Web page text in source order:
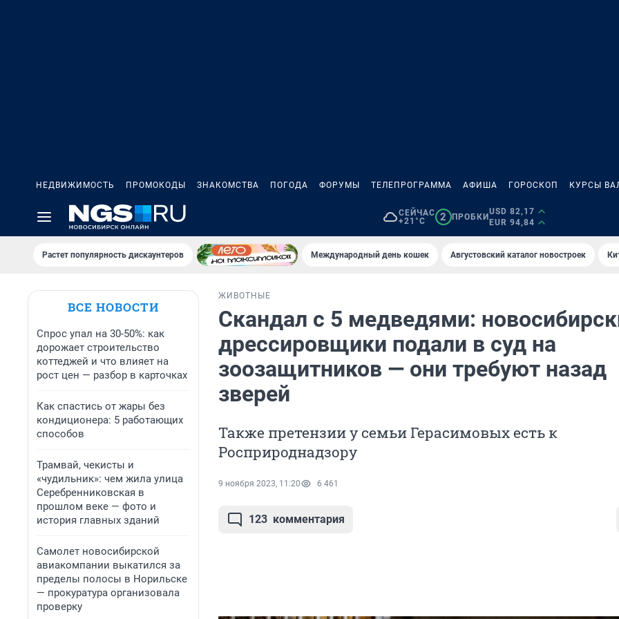
НЕДВИЖИМОСТЬ ПРОМОКОДЫ ЗНАКОМСТВА ПОГОДА ФОРУМЫ ТЕЛЕПРОГРАММА АФИША ГОРОСКОП КУРСЫ
СЕЙЧАС
+21°C
2 ПРОБКИ
USD 82,17
EUR 94,84
Растет популярность дискаунтеров Международный день кошек Августовский каталог новостроек
ВСЕ НОВОСТИ
Спрос упал на 30-50%: как
дорожает строительство
коттеджей и что влияет на
рост цен — разбор в карточках
Как спастись от жары без
кондиционера: 5 работающих
способов
Трамвай, чекисты и
«чудильник»: чем жила улица
Серебренниковская в
прошлом веке — фото и
история главных зданий
Самолет новосибирской
авиакомпании выкатился за
пределы полосы в Норильске
— прокуратура организовала
проверку
ЖИВОТНЫЕ
Скандал с 5 медведями:
дрессировщики подали в суд на
зоозащитников — они требуют назад
зверей
Также претензии у семьи Герасимовых есть к
Росприроднадзору
9 ноября 2023, 11:20 6 461
123 комментария